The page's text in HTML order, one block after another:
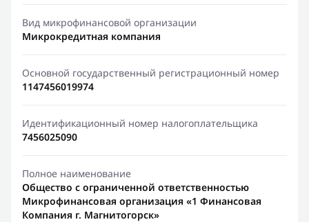
Вид микрофинансовой организации
Микрокредитная компания
Основной государственный регистрационный номер
1147456019974
Идентификационный номер налогоплательщика
7456025090
Полное наименование
Общество с ограниченной ответственностью
Микрофинансовая организация «1 Финансовая
Компания г. Магнитогорск»